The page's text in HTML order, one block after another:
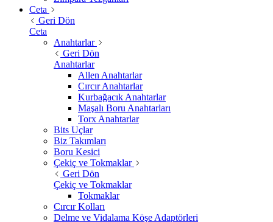
Ceta
Geri Dön
Ceta
Anahtarlar
Geri Dön
Anahtarlar
Allen Anahtarlar
Cırcır Anahtarlar
Kurbağacık Anahtarlar
Maşalı Boru Anahtarları
Torx Anahtarlar
Bits Uçlar
Biz Takımları
Boru Kesici
Çekiç ve Tokmaklar
Geri Dön
Çekiç ve Tokmaklar
Tokmaklar
Cırcır Kolları
Delme ve Vidalama Köşe Adaptörleri